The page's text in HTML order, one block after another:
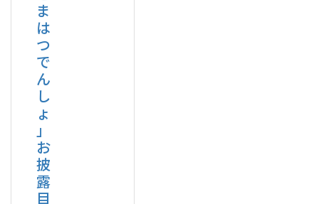
ま
は
つ
で
ん
し
ょ
」
お
披
露
目